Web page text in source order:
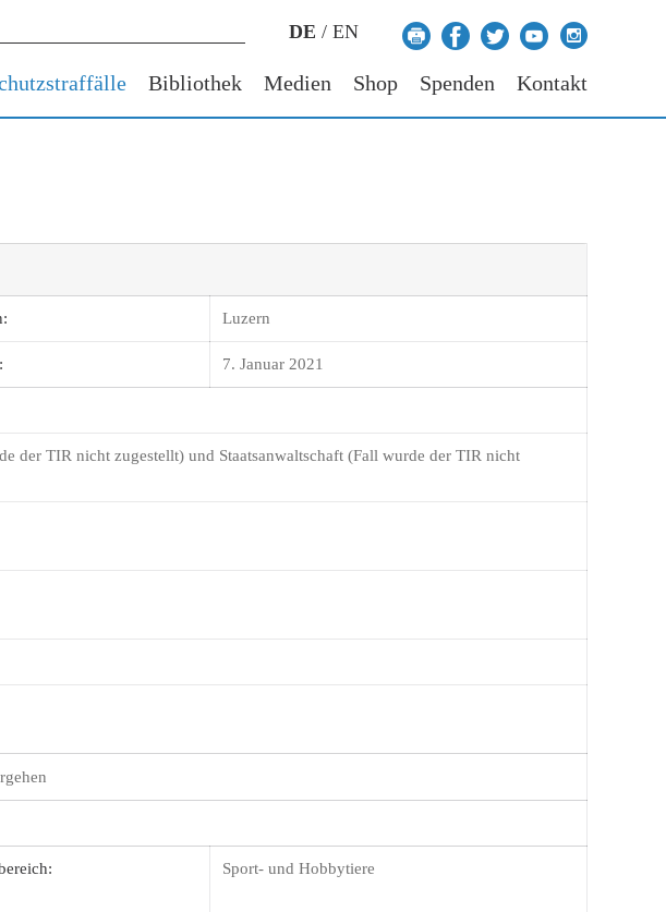
DE / EN
Bibliothek Medien Shop Spenden Kontakt
Luzern
7. Januar 2021
der TIR nicht zugestellt) und Staatsanwaltschaft (Fall wurde der TIR nicht
Sport- und Hobbytiere